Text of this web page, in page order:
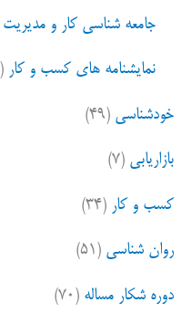
جامعه شناسی کار و مدیریت
نمایشنامه های کسب و کار (۱)
خودشناسی (۴۹)
بازاریابی (۷)
کسب و کار (۳۴)
روان شناسی (۵۱)
دوره شکار مساله (۷۰)